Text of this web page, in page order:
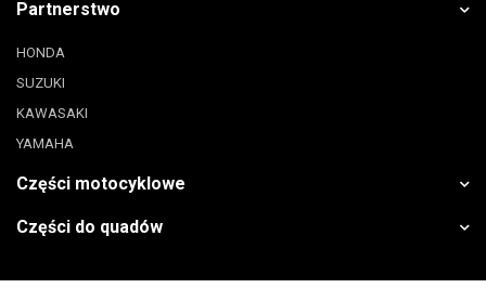
Partnerstwo
HONDA
SUZUKI
KAWASAKI
YAMAHA
Części motocyklowe
Części do quadów